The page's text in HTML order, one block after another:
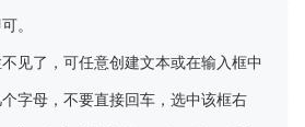
。
不见了，可任意创建文本或在输入框中
字母，不要直接回车，选中该框右